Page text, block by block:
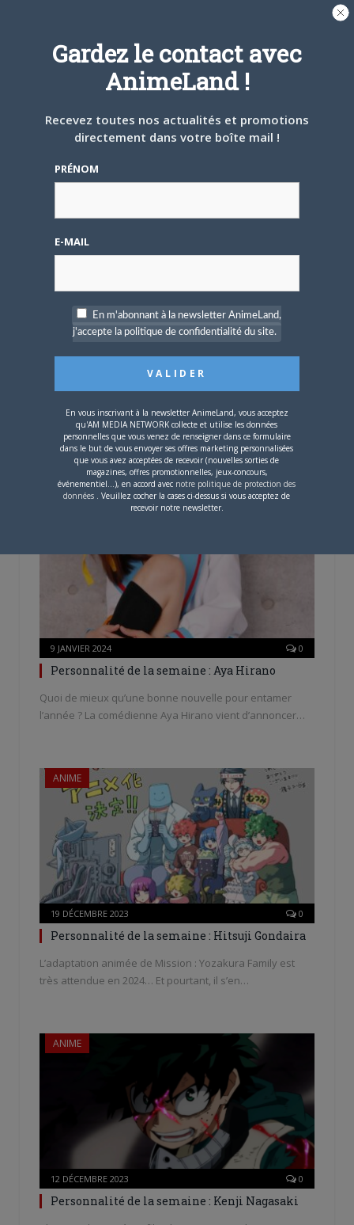
Personnalité de la semaine : Shin’ichi
Sakamoto
Si le Festival d’Angoulême met avant tout en avant sa
dernière œuvre, l’angoissant #DRCL, la…
DOSSIERS
Le lancement d’un jeu pour smartphone adapté de
Zatchbell rappelle combien la licence est toujours…
9 JANVIER 2024 0
Personnalité de la semaine : Aya Hirano
Quoi de mieux qu’une bonne nouvelle pour entamer
l’année ? La comédienne Aya Hirano vient d’annoncer…
ANIME
19 DÉCEMBRE 2023 0
Personnalité de la semaine : Hitsuji Gondaira
L’adaptation animée de Mission : Yozakura Family est
très attendue en 2024… Et pourtant, il s’en…
ANIME
12 DÉCEMBRE 2023 0
Personnalité de la semaine : Kenji Nagasaki
Gardez le contact avec
AnimeLand !
Recevez toutes nos actualités et promotions
directement dans votre boîte mail !
PRÉNOM
E-MAIL
En m'abonnant à la newsletter AnimeLand,
j'accepte la politique de confidentialité du site.
En vous inscrivant à la newsletter AnimeLand, vous acceptez
qu'AM MEDIA NETWORK collecte et utilise les données
personnelles que vous venez de renseigner dans ce formulaire
dans le but de vous envoyer ses offres marketing personnalisées
que vous avez acceptées de recevoir (nouvelles sorties de
magazines, offres promotionnelles, jeux-concours,
événementiel...), en accord avec notre politique de protection des
données . Veuillez cocher la cases ci-dessus si vous acceptez de
recevoir notre newsletter.